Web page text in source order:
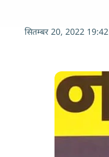
सितम्बर 20, 2022 19:42